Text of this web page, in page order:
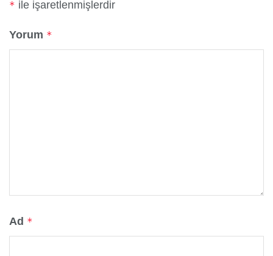
* ile işaretlenmişlerdir
Yorum *
Ad *